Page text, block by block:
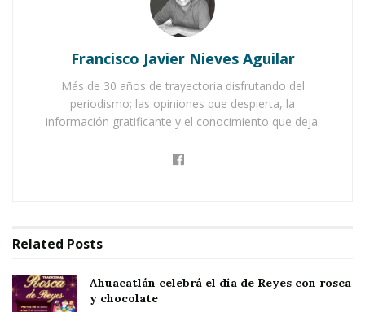
las funciones de los diputados es estar cerca de
su gente y de su pueblo, y que es necesario que
los legisladores estén atentos a sus
representados.
de sus pobladores, ha sido muy difícil debido a
traslado a Tepic para su atención médica y que
dotarlos de medicina de manera gratuita.
Francisco Javier Nieves Aguilar
Más de 30 años de trayectoria disfrutando del
periodismo; las opiniones que despierta, la
información gratificante y el conocimiento que deja.
Related Posts
Ahuacatlán celebrá el día de Reyes con rosca
y chocolate